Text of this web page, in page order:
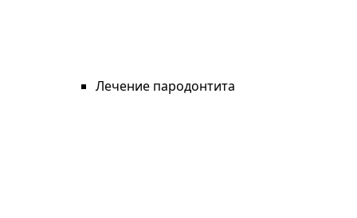
Лечение пародонтита